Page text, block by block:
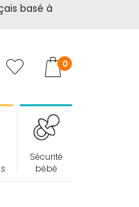
! basé à
Mon panier
0
Sécurité
bébé